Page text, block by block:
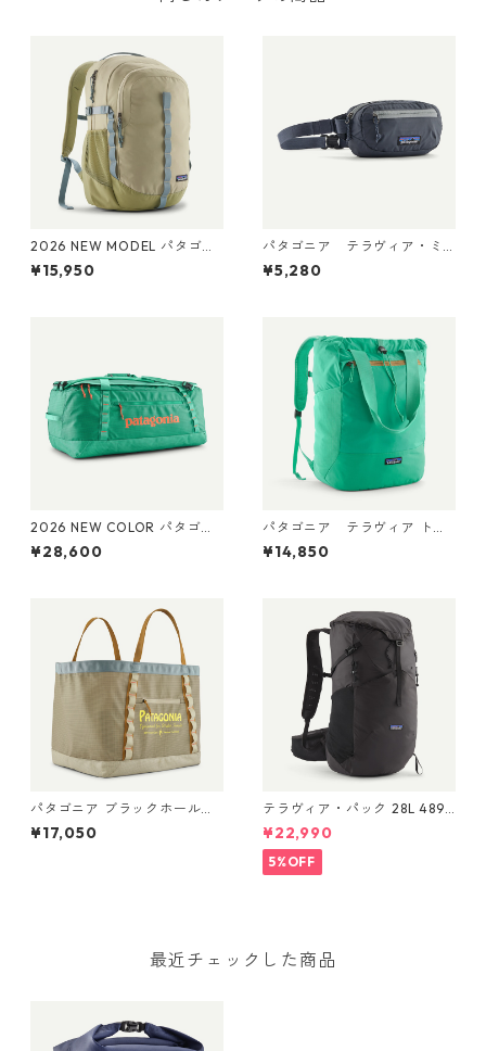
2026 NEW MODEL パタゴニ
ア レフュジオ・デイパック 2
6L Weathered Stone 47914
¥15,950
パタゴニア テラヴィア・ミ
ニ・ヒップ・パック 1L (カラ
ー Smolder Blue) Patagonia
¥5,280
2026 NEW COLOR パタゴニ
ア ブラックホール・ダッフ
ル 70L (カラー Aqua Stone)
¥28,600
パタゴニア テラヴィア トー
ト パック 24L Aqua Stone 48
814 Patagonia Terravia Tote
¥14,850
パタゴニア ブラックホール・
ギア・トート 61L Water Peop
le Banner: Weathered Stone
¥17,050
テラヴィア・パック 28L 48911
Black
¥22,990
5%OFF
最近チェックした商品